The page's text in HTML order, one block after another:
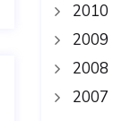
2010
2009
2008
2007